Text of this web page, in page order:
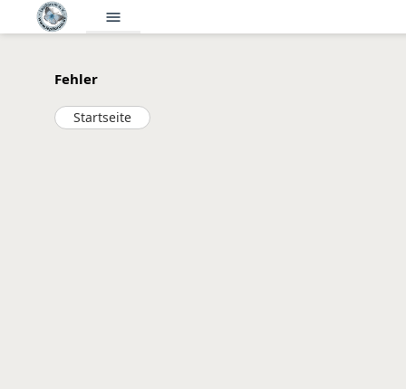
menu
Fehler
Startseite